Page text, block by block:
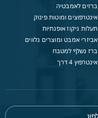
ברזים לאמבטיה
אינטרפוצים ומוטות פינוק
תעלות ניקוז אופנתיות
אביזרי אמבט ומוצרים נלווים
ברז נשלף למטבח
אינטרפוץ 4 דרך